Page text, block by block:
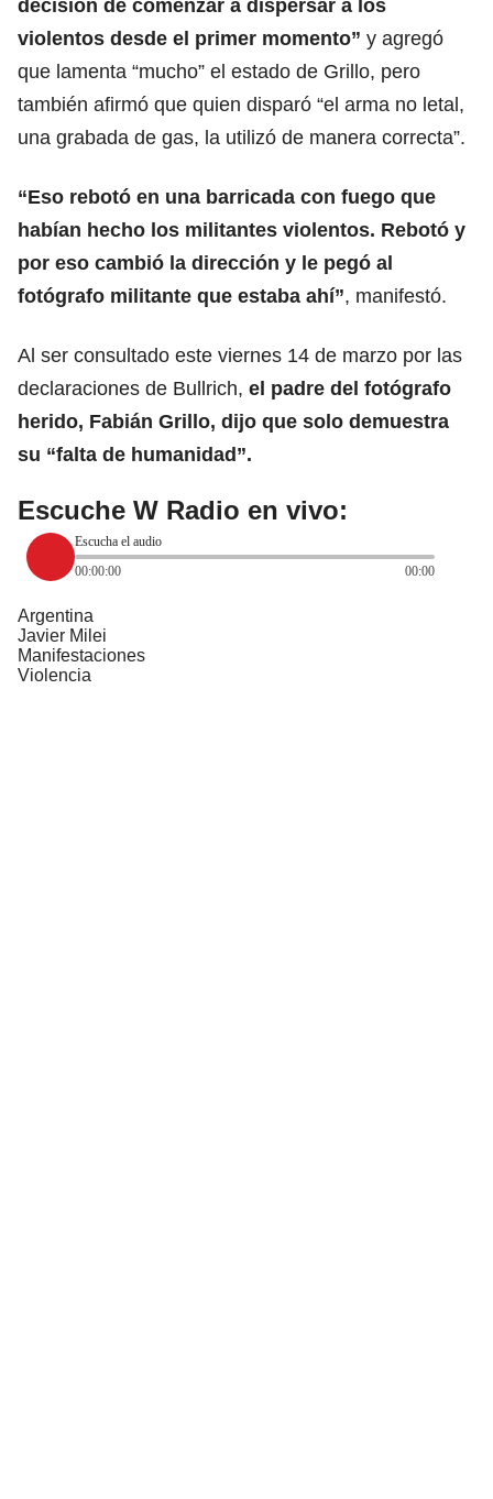
decisión de comenzar a dispersar a los
violentos desde el primer momento” y agregó
que lamenta “mucho” el estado de Grillo, pero
también afirmó que quien disparó “el arma no letal,
una grabada de gas, la utilizó de manera correcta”.
“Eso rebotó en una barricada con fuego que
habían hecho los militantes violentos. Rebotó y
por eso cambió la dirección y le pegó al
fotógrafo militante que estaba ahí”, manifestó.
Al ser consultado este viernes 14 de marzo por las
declaraciones de Bullrich, el padre del fotógrafo
herido, Fabián Grillo, dijo que solo demuestra
su “falta de humanidad”.
Escuche W Radio en vivo:
Escucha el audio
00:00:00
00:00
Argentina
Javier Milei
Manifestaciones
Violencia